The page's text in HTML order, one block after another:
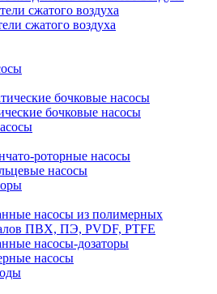
сжатого воздуха
сжатого воздуха
бочковые насосы
бочковые насосы
роторные насосы
насосы
насосы из полимерных
ПВХ, ПЭ, PVDF, PTFE
насосы-дозаторы
насосы